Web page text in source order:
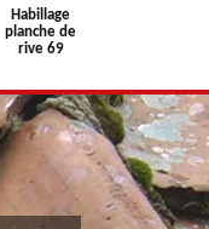
Habillage
planche de
rive 69